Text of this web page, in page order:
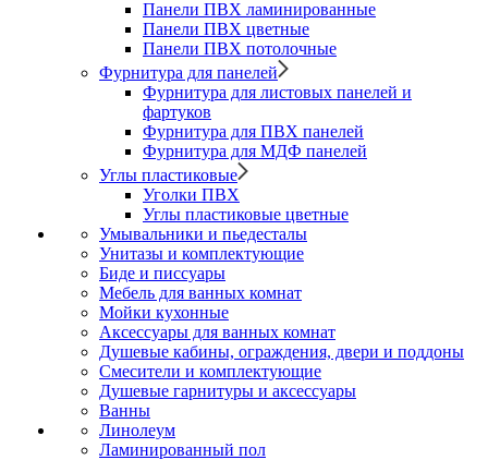
Панели ПВХ ламинированные
Панели ПВХ цветные
Панели ПВХ потолочные
Фурнитура для панелей
Фурнитура для листовых панелей и
фартуков
Фурнитура для ПВХ панелей
Фурнитура для МДФ панелей
Углы пластиковые
Уголки ПВХ
Углы пластиковые цветные
Умывальники и пьедесталы
Унитазы и комплектующие
Биде и писсуары
Мебель для ванных комнат
Мойки кухонные
Аксессуары для ванных комнат
Душевые кабины, ограждения, двери и поддоны
Смесители и комплектующие
Душевые гарнитуры и аксессуары
Ванны
Линолеум
Ламинированный пол